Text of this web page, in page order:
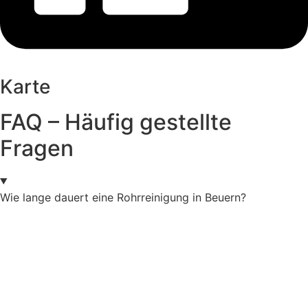
Karte
FAQ – Häufig gestellte
Fragen
Wie lange dauert eine Rohrreinigung in Beuern?